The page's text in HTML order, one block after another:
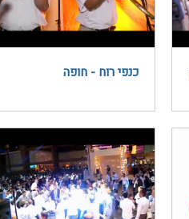
כנפי רוח - חופה